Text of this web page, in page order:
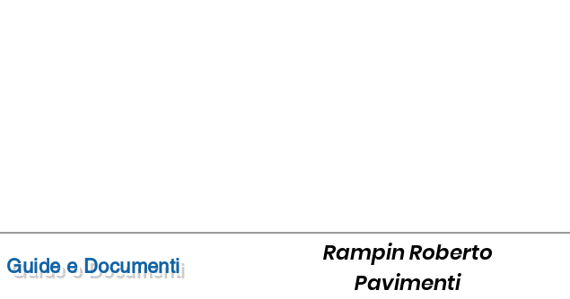
Guide e Documenti
Rampin Roberto
Pavimenti